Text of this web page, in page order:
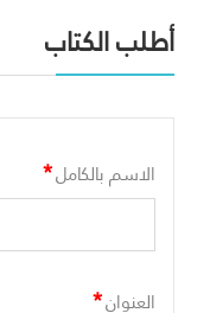
أطلب الكتاب
الاسم بالكامل*
العنوان*